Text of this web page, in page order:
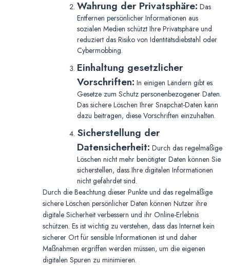
Wahrung der Privatsphäre: Das
Entfernen persönlicher Informationen aus
sozialen Medien schützt Ihre Privatsphäre und
reduziert das Risiko von Identitätsdiebstahl oder
Cybermobbing.
Einhaltung gesetzlicher
Vorschriften: In einigen Ländern gibt es
Gesetze zum Schutz personenbezogener Daten.
Das sichere Löschen Ihrer Snapchat-Daten kann
dazu beitragen, diese Vorschriften einzuhalten.
Sicherstellung der
Datensicherheit: Durch das regelmäßige
Löschen nicht mehr benötigter Daten können Sie
sicherstellen, dass Ihre digitalen Informationen
nicht gefährdet sind.
Durch die Beachtung dieser Punkte und das regelmäßige
sichere Löschen persönlicher Daten können Nutzer ihre
digitale Sicherheit verbessern und ihr Online-Erlebnis
schützen. Es ist wichtig zu verstehen, dass das Internet kein
sicherer Ort für sensible Informationen ist und daher
Maßnahmen ergriffen werden müssen, um die eigenen
digitalen Spuren zu minimieren.